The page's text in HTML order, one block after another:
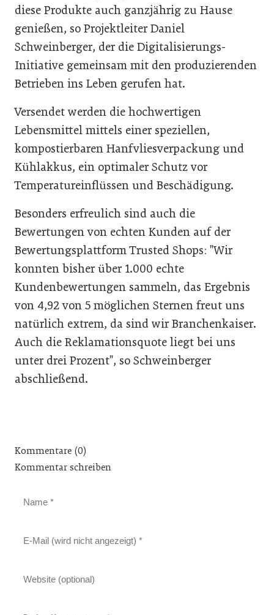
diese Produkte auch ganzjährig zu Hause
genießen, so Projektleiter Daniel
Schweinberger, der die Digitalisierungs-
Initiative gemeinsam mit den produzierenden
Betrieben ins Leben gerufen hat.
Versendet werden die hochwertigen
Lebensmittel mittels einer speziellen,
kompostierbaren Hanfvliesverpackung und
Kühlakkus, ein optimaler Schutz vor
Temperatureinflüssen und Beschädigung.
Besonders erfreulich sind auch die
Bewertungen von echten Kunden auf der
Bewertungsplattform Trusted Shops: Wir
konnten bisher über 1.000 echte
Kundenbewertungen sammeln, das Ergebnis
von 4,92 von 5 möglichen Sternen freut uns
natürlich extrem, da sind wir Branchenkaiser.
Auch die Reklamationsquote liegt bei uns
unter drei Prozent , so Schweinberger
abschließend.
Kommentare (0)
Kommentar schreiben